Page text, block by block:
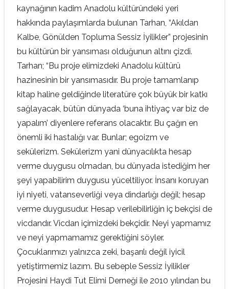
kaynağının kadim Anadolu kültüründeki yeri
hakkında paylaşımlarda bulunan Tarhan, “Akıldan
Kalbe, Gönülden Topluma Sessiz İyilikler” projesinin
bu kültürün bir yansıması olduğunun altını çizdi.
Tarhan; “Bu proje elimizdeki Anadolu kültürü
hazinesinin bir yansımasıdır. Bu proje tamamlanıp
kitap haline geldiğinde literatüre çok büyük bir katkı
sağlayacak, bütün dünyada ‘buna ihtiyaç var biz de
yapalım’ diyenlere referans olacaktır. Bu çağın en
önemli iki hastalığı var. Bunlar; egoizm ve
sekülerizm. Sekülerizm yani dünyacılıkta hesap
verme duygusu olmadan, bu dünyada istediğim her
şeyi yapabilirim duygusu yüceltiliyor. İnsanı koruyan
iyi niyeti, vatanseverliği veya dindarlığı değil; hesap
verme duygusudur. Hesap verilebilirliğin iç bekçisi de
vicdandır. Vicdan içimizdeki bekçidir. Neyi yapmamız
ve neyi yapmamamız gerektiğini söyler.
Çocuklarımızı yalnızca zeki, başarılı değil iyicil
yetiştirmemiz lazım. Bu sebeple Sessiz İyilikler
Projesini Haydi Tut Elimi Derneği ile 2010 yılından bu